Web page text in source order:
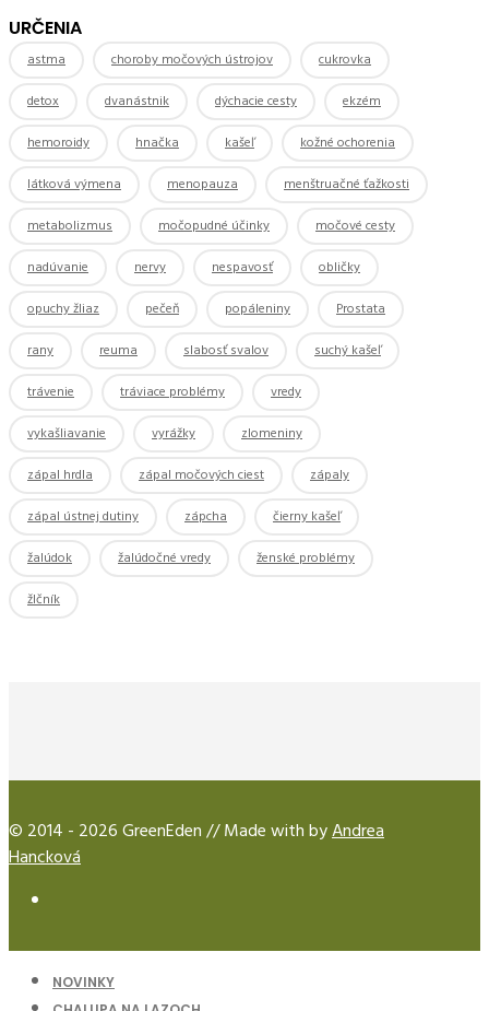
URČENIA
astma choroby močových ústrojov
cukrovka
detox
dvanástnik dýchacie cesty
ekzém
hemoroidy
hnačka kašeľ
kožné ochorenia
látková výmena
menopauza
menštruačné ťažkosti
metabolizmus
močopudné účinky
močové cesty
nadúvanie
nervy nespavosť
obličky
opuchy žliaz
pečeň popáleniny
Prostata
rany
reuma slabosť svalov
suchý kašeľ
trávenie
tráviace problémy
vredy
vykašliavanie
vyrážky
zlomeniny
zápal hrdla
zápal močových ciest
zápaly
zápal ústnej dutiny
zápcha
čierny kašeľ
žalúdok
žalúdočné vredy
ženské problémy
žlčník
© 2014 - 2026 GreenEden // Made withbyAndrea
Hancková
NOVINKY